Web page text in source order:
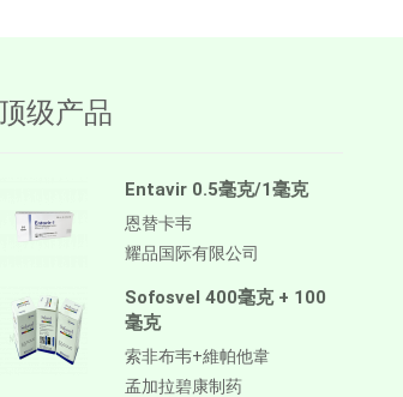
级产品
Entavir 0.5毫克/1毫克
恩替卡韦
耀品国际有限公司
Sofosvel 400毫克 + 100
毫克
索非布韦+維帕他韋
孟加拉碧康制药